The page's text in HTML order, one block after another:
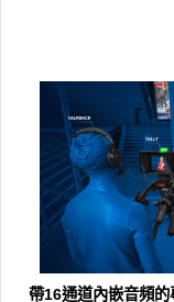
帶16通道內嵌音頻的